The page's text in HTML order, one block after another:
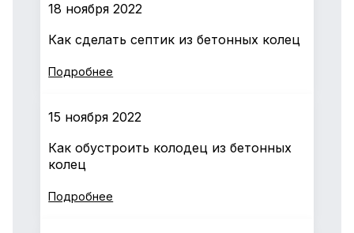
18 ноября 2022
Как сделать септик из бетонных колец
Подробнее
15 ноября 2022
Как обустроить колодец из бетонных
колец
Подробнее